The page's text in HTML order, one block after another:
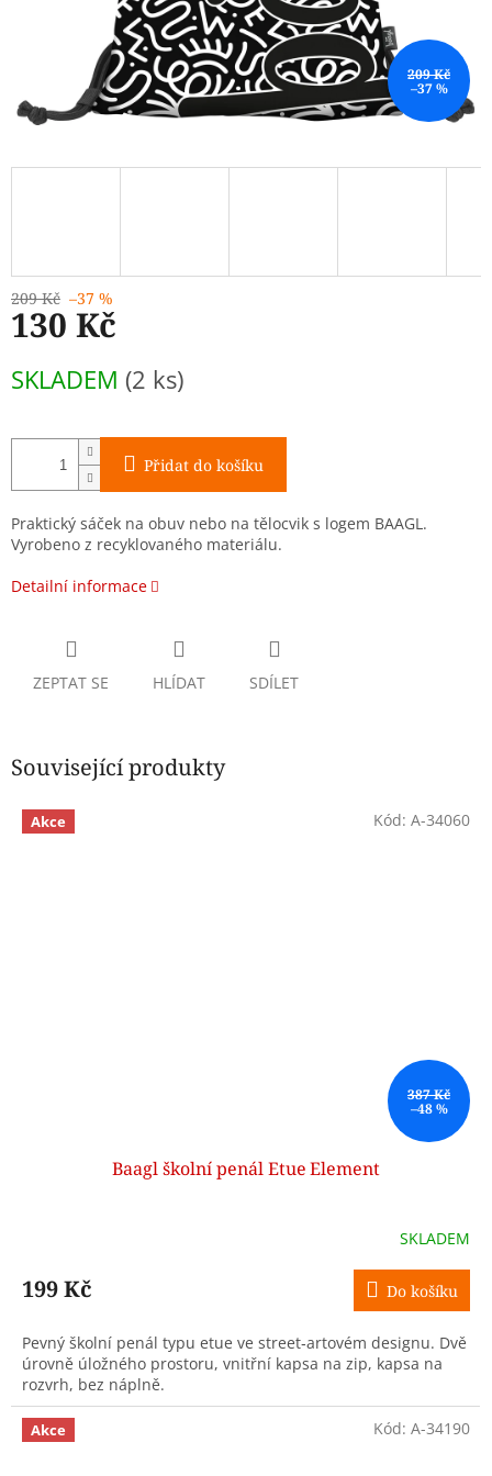
209 Kč
–37 %
209 Kč –37 %
130 Kč
cena:
SKLADEM (2 ks)
Přidat do košíku
Praktický sáček na obuv nebo na tělocvik s logem BAAGL.
Vyrobeno z recyklovaného materiálu.
Detailní informace
ZEPTAT SE HLÍDAT SDÍLET
Související produkty
Akce
387 Kč
–48 %
Baagl školní penál Etue Element
SKLADEM
199 Kč Do košíku
Pevný školní penál typu etue ve street‑artovém designu. Dvě
úrovně úložného prostoru, vnitřní kapsa na zip, kapsa na
rozvrh, bez náplně.
Kód: A-34060
Akce Kód: A-34190